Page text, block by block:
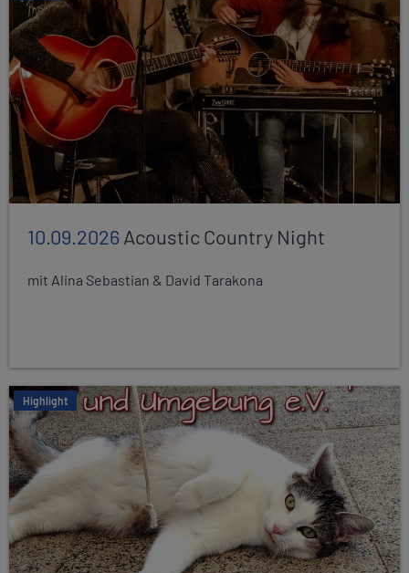
10.09.2026Acoustic Country Night
mit Alina Sebastian & David Tarakona
Highlight